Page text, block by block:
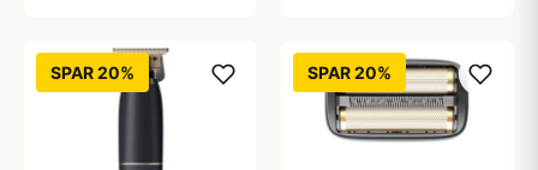
SPAR 20% SPAR 20%